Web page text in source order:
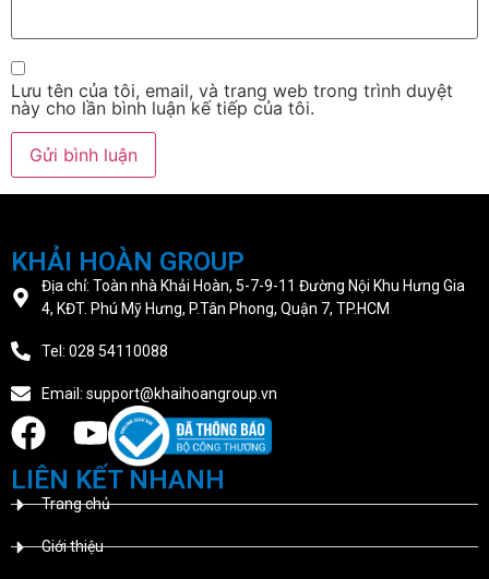
Lưu tên của tôi, email, và trang web trong trình duyệt
này cho lần bình luận kế tiếp của tôi.
KHẢI HOÀN GROUP
Địa chỉ: Toàn nhà Khải Hoàn, 5-7-9-11 Đường Nội Khu Hưng Gia
4, KĐT. Phú Mỹ Hưng, P.Tân Phong, Quận 7, TP.HCM
Tel: 028 54110088
Email: support@khaihoangroup.vn
LIÊN KẾT NHANH
Trang chủ
Giới thiệu